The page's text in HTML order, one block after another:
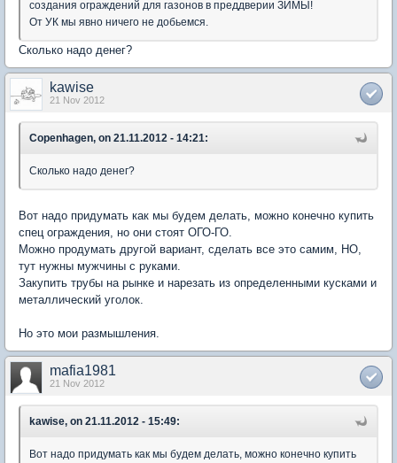
создания ограждений для газонов в преддверии ЗИМЫ!
От УК мы явно ничего не добьемся.
Сколько надо денег?
kawise
21 Nov 2012
Copenhagen, on 21.11.2012 - 14:21:
Сколько надо денег?
Вот надо придумать как мы будем делать, можно конечно купить
спец ограждения, но они стоят ОГО-ГО.
Можно продумать другой вариант, сделать все это самим, НО,
тут нужны мужчины с руками.
Закупить трубы на рынке и нарезать из определенными кусками и
металлический уголок.
Но это мои размышления.
mafia1981
21 Nov 2012
kawise, on 21.11.2012 - 15:49:
Вот надо придумать как мы будем делать, можно конечно купить